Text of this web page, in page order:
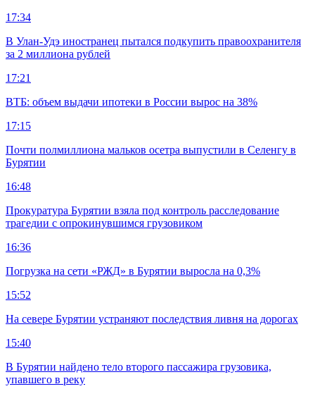
17:34
В Улан-Удэ иностранец пытался подкупить правоохранителя
за 2 миллиона рублей
17:21
ВТБ: объем выдачи ипотеки в России вырос на 38%
17:15
Почти полмиллиона мальков осетра выпустили в Селенгу в
Бурятии
16:48
Прокуратура Бурятии взяла под контроль расследование
трагедии с опрокинувшимся грузовиком
16:36
Погрузка на сети «РЖД» в Бурятии выросла на 0,3%
15:52
На севере Бурятии устраняют последствия ливня на дорогах
15:40
В Бурятии найдено тело второго пассажира грузовика,
упавшего в реку